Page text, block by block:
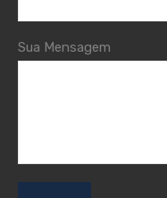
Sua Mensagem